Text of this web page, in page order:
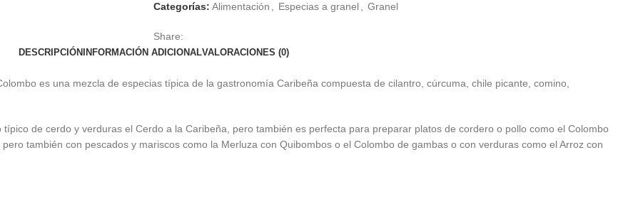
Categorías: Alimentación Especias a granel Granel
Share:
DESCRIPCIÓN INFORMACIÓN ADICIONALVALORACIONES (0)
es una mezcla de especias típica de la gastronomía Caribeña compuesta de cilantro, cúrcuma, chile picante, comino,
de cerdo y verduras el Cerdo a la Caribeña, pero también es perfecta para preparar platos de cordero o pollo como el Colombo
también con pescados y mariscos como la Merluza con Quibombos o el Colombo de gambas o con verduras como el Arroz con